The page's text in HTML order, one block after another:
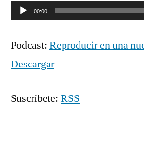
Reproductor
audio
00:00
Podcast: Reproducir en una
Descargar
Suscríbete: RSS